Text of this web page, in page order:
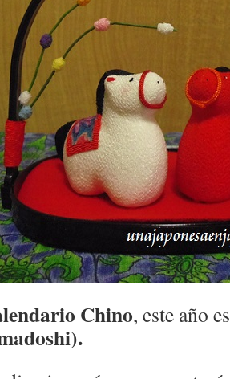
Chino, este año